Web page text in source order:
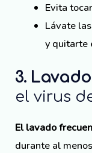
Evita
Lávate
y quitarte
3.
el virus
El lavado
durante al